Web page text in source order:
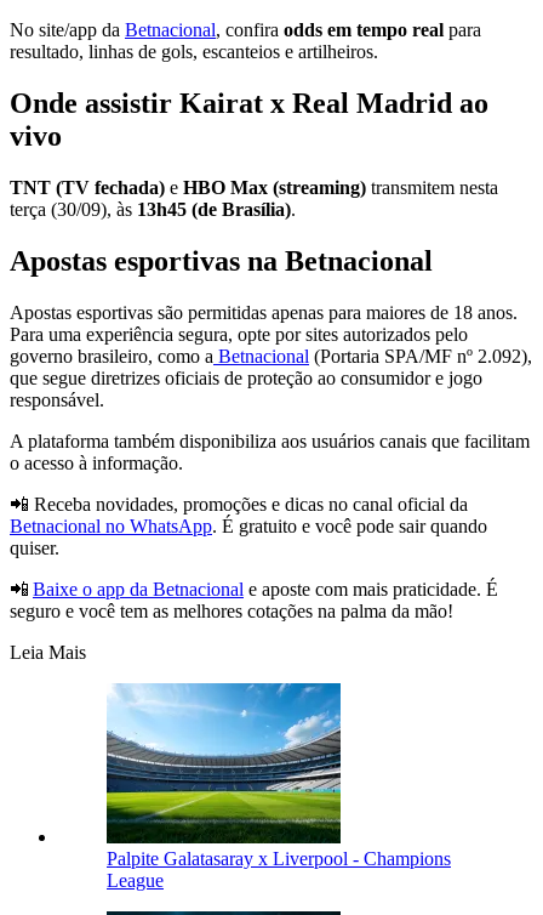
No site/app da Betnacional, confira odds em tempo real para
resultado, linhas de gols, escanteios e artilheiros.
Onde assistir Kairat x Real Madrid ao
vivo
TNT (TV fechada) e HBO Max (streaming) transmitem nesta
terça (30/09), às 13h45 (de Brasília).
Apostas esportivas na Betnacional
Apostas esportivas são permitidas apenas para maiores de 18 anos.
Para uma experiência segura, opte por sites autorizados pelo
governo brasileiro, como a Betnacional (Portaria SPA/MF nº 2.092),
que segue diretrizes oficiais de proteção ao consumidor e jogo
responsável.
A plataforma também disponibiliza aos usuários canais que facilitam
o acesso à informação.
📲 Receba novidades, promoções e dicas no canal oficial da
Betnacional no WhatsApp. É gratuito e você pode sair quando
quiser.
📲 Baixe o app da Betnacional e aposte com mais praticidade. É
seguro e você tem as melhores cotações na palma da mão!
Leia Mais
Palpite Galatasaray x Liverpool - Champions
League